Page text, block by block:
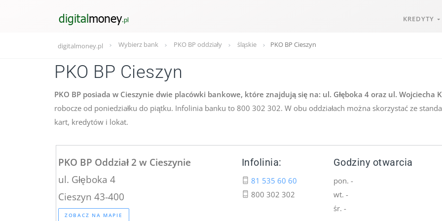
KREDYTY
digitalmoney.pl Wybierz bank PKO BP oddziały śląskie PKO BP Cieszyn
PKO BP Cieszyn
PKO BP posiada w Cieszynie dwie placówki bankowe, które znajdują się na: ul. Głęboka 4 oraz ul. Wojciecha
robocze od poniedziałku do piątku. Infolinia banku to 800 302 302. W obu oddziałach można skorzystać ze
kart, kredytów i lokat.
PKO BP Oddział 2 w Cieszynie
ul. Głęboka 4
Cieszyn 43-400
ZOBACZ NA MAPIE
Infolinia:
81 535 60 60
800 302 302
Godziny otwarcia
pon. -
wt. -
śr. -